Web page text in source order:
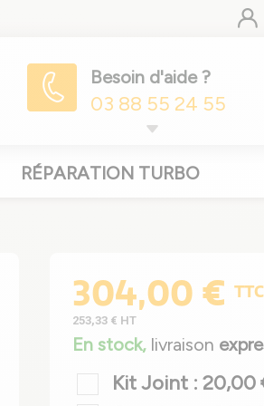
Besoin d'aide ?
03 88 55 24 55
RÉPARATION TURBO
304,00 € TTC
253,33 € HT
En stock, livraison
Kit Joint : 20,00